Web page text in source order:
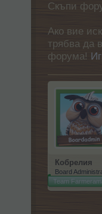
Скъпи
Ако вие
трябва да
форума!
Кобрелия
Board
Team